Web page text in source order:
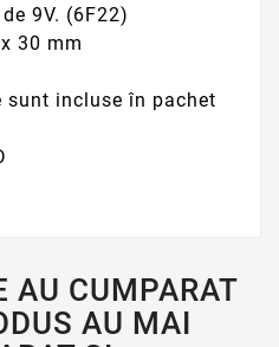
9V. (6F22)
30 mm
sunt incluse în pachet
AU CUMPARAT
AU MAI